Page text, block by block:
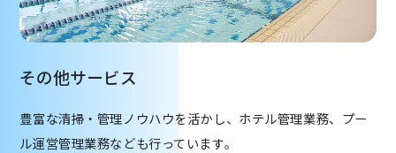
その他サービス
豊富な清掃・管理ノウハウを活かし、ホテル管理業務、プー
ル運営管理業務なども行っています。